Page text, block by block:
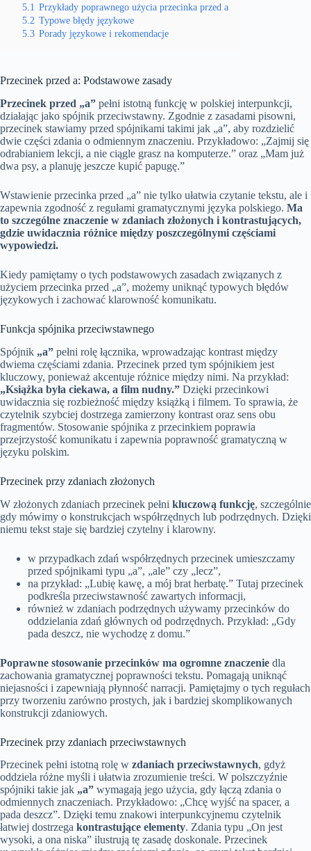
5.1 Przykłady poprawnego użycia przecinka przed a
5.2 Typowe błędy językowe
5.3 Porady językowe i rekomendacje
Przecinek przed a: Podstawowe zasady
Przecinek przed „a” pełni istotną funkcję w polskiej interpunkcji,
działając jako spójnik przeciwstawny. Zgodnie z zasadami pisowni,
przecinek stawiamy przed spójnikami takimi jak „a”, aby rozdzielić
dwie części zdania o odmiennym znaczeniu. Przykładowo: „Zajmij się
odrabianiem lekcji, a nie ciągle grasz na komputerze.” oraz „Mam już
dwa psy, a planuję jeszcze kupić papugę.”
Wstawienie przecinka przed „a” nie tylko ułatwia czytanie tekstu, ale i
zapewnia zgodność z regułami gramatycznymi języka polskiego. Ma
to szczególne znaczenie w zdaniach złożonych i kontrastujących,
gdzie uwidacznia różnice między poszczególnymi częściami
wypowiedzi.
Kiedy pamiętamy o tych podstawowych zasadach związanych z
użyciem przecinka przed „a”, możemy uniknąć typowych błędów
językowych i zachować klarowność komunikatu.
Funkcja spójnika przeciwstawnego
Spójnik „a” pełni rolę łącznika, wprowadzając kontrast między
dwiema częściami zdania. Przecinek przed tym spójnikiem jest
kluczowy, ponieważ akcentuje różnice między nimi. Na przykład:
„Książka była ciekawa, a film nudny.” Dzięki przecinkowi
uwidacznia się rozbieżność między książką i filmem. To sprawia, że
czytelnik szybciej dostrzega zamierzony kontrast oraz sens obu
fragmentów. Stosowanie spójnika z przecinkiem poprawia
przejrzystość komunikatu i zapewnia poprawność gramatyczną w
języku polskim.
Przecinek przy zdaniach złożonych
W złożonych zdaniach przecinek pełni kluczową funkcję, szczególnie
gdy mówimy o konstrukcjach współrzędnych lub podrzędnych. Dzięki
niemu tekst staje się bardziej czytelny i klarowny.
w przypadkach zdań współrzędnych przecinek umieszczamy
przed spójnikami typu „a”, „ale” czy „lecz”,
na przykład: „Lubię kawę, a mój brat herbatę.” Tutaj przecinek
podkreśla przeciwstawność zawartych informacji,
również w zdaniach podrzędnych używamy przecinków do
oddzielania zdań głównych od podrzędnych. Przykład: „Gdy
pada deszcz, nie wychodzę z domu.”
Poprawne stosowanie przecinków ma ogromne znaczenie dla
zachowania gramatycznej poprawności tekstu. Pomagają uniknąć
niejasności i zapewniają płynność narracji. Pamiętajmy o tych regułach
przy tworzeniu zarówno prostych, jak i bardziej skomplikowanych
konstrukcji zdaniowych.
Przecinek przy zdaniach przeciwstawnych
Przecinek pełni istotną rolę w zdaniach przeciwstawnych, gdyż
oddziela różne myśli i ułatwia zrozumienie treści. W polszczyźnie
spójniki takie jak „a” wymagają jego użycia, gdy łączą zdania o
odmiennych znaczeniach. Przykładowo: „Chcę wyjść na spacer, a
pada deszcz”. Dzięki temu znakowi interpunkcyjnemu czytelnik
łatwiej dostrzega kontrastujące elementy. Zdania typu „On jest
wysoki, a ona niska” ilustrują tę zasadę doskonale. Przecinek